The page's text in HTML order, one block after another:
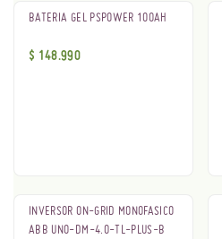
BATERIA GEL PSPOWER 100AH
$ 148.990
INVERSOR ON-GRID MONOFASICO
ABB UNO-DM-4.0-TL-PLUS-B